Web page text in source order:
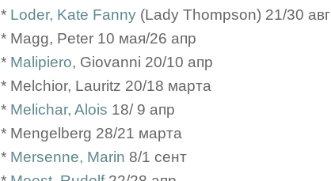
* Loder, Kate Fanny (Lady Thompson) 21/30 авг
* Magg, Peter 10 мая/26 апр
* Malipiero, Giovanni 20/10 апр
* Melchior, Lauritz 20/18 марта
* Melichar, Alois 18/ 9 апр
* Mengelberg 28/21 марта
* Mersenne, Marin 8/1 сент